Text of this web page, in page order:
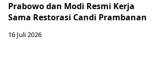
Prabowo dan Modi Resmi Kerja
Sama Restorasi Candi Prambanan
16 Juli 2026